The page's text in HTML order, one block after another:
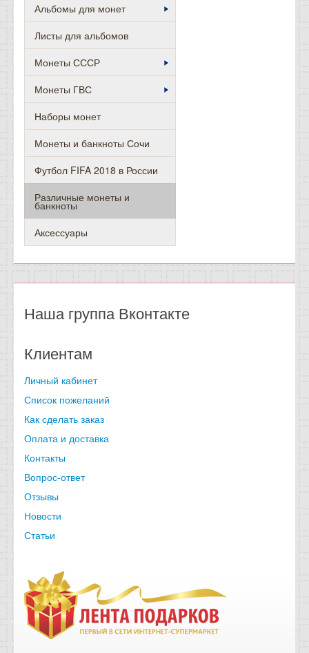
Альбомы для монет
Листы для альбомов
Монеты СССР
Монеты ГВС
Наборы монет
Монеты и банкноты Сочи
Футбол FIFA 2018 в России
Различные монеты и
банкноты
Аксессуары
Наша группа Вконтакте
Клиентам
Личный кабинет
Список пожеланий
Как сделать заказ
Оплата и доставка
Контакты
Вопрос-ответ
Отзывы
Новости
Статьи